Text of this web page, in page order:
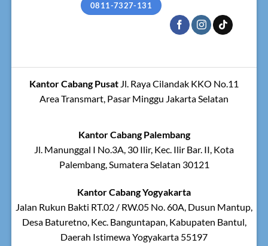
0811-7327-131
Kantor Cabang Pusat Jl. Raya Cilandak KKO No.11
Area Transmart, Pasar Minggu Jakarta Selatan
Kantor Cabang Palembang
Jl. Manunggal I No.3A, 30 Ilir, Kec. Ilir Bar. II, Kota
Palembang, Sumatera Selatan 30121
Kantor Cabang Yogyakarta
Jalan Rukun Bakti RT.02 / RW.05 No. 60A, Dusun Mantup,
Desa Baturetno, Kec. Banguntapan, Kabupaten Bantul,
Daerah Istimewa Yogyakarta 55197